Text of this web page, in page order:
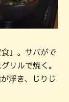
」。サバがで
リルで焼く。
浮き、じりじ